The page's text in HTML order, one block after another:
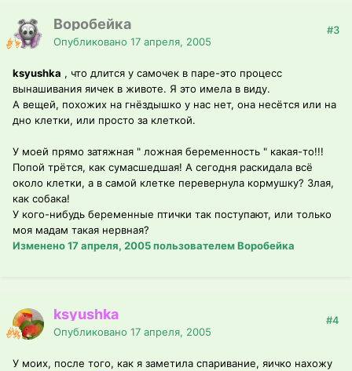
Воробейка
Опубликовано 17 апреля, 2005
#3
ksyushka , что длится у самочек в паре-это процесс
вынашивания яичек в животе. Я это имела в виду.
А вещей, похожих на гнёздышко у нас нет, она несётся или на
дно клетки, или просто за клеткой.
У моей прямо затяжная " ложная беременность " какая-то!!!
Попой трётся, как сумасшедшая! А сегодня раскидала всё
около клетки, а в самой клетке перевернула кормушку? Злая,
как собака!
У кого-нибудь беременные птички так поступают, или только
моя мадам такая нервная?
Изменено17 апреля, 2005пользователем Воробейка
ksyushka
Опубликовано 17 апреля, 2005
#4
У моих, после того, как я заметила спаривание, яичко нахожу